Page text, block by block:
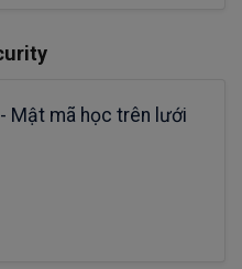
Mật mã học trên lưới